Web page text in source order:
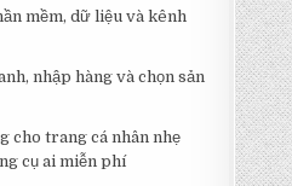
mềm, dữ liệu và kênh
nhập hàng và chọn sản
cho trang cá nhân nhẹ
cụ ai miễn phí